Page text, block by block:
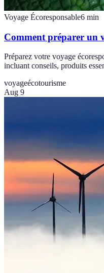
Voyage Écoresponsable6 min
Comment préparer un
Préparez votre voyage
incluant conseils, produits
voyageécotourisme
Aug 9